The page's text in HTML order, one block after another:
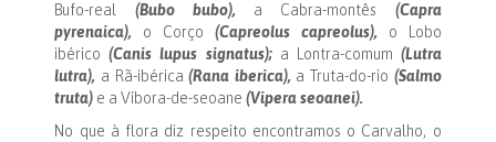
Bufo-real
(Bubo bubo), a Cabra-montês (Capra
pyrenaica), o Corço (Capreolus capreolus), o Lobo
ibérico (Canis lupus signatus); a Lontra-comum (Lutra
lutra), a Rã-ibérica (Rana iberica), a Truta-do-rio (Salmo
truta) e a Víbora-de-seoane (Vipera seoanei).
No que à flora diz respeito encontramos o Carvalho, o